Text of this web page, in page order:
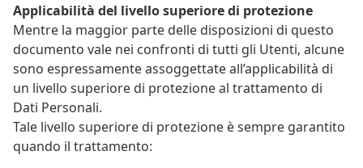
Applicabilità del livello superiore di protezione
Mentre la maggior parte delle disposizioni di questo
documento vale nei confronti di tutti gli Utenti, alcune
sono espressamente assoggettate all’applicabilità di
un livello superiore di protezione al trattamento di
Dati Personali.
Tale livello superiore di protezione è sempre garantito
quando il trattamento: